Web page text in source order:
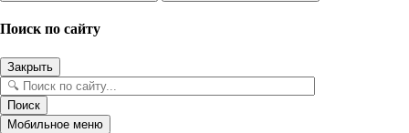
Поиск по сайту
Закрыть
Поиск
Мобильное меню